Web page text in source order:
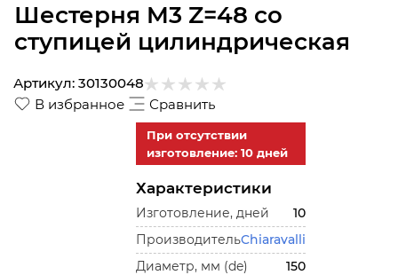
Шестерня M3 Z=48 со
ступицей цилиндрическая
В избранное Сравнить
Артикул: 30130048
При отсутствии
изготовление: 10 дней
Характеристики
Изготовление, дней
10
ПроизводительChiaravalli
Диаметр, мм (de)
150